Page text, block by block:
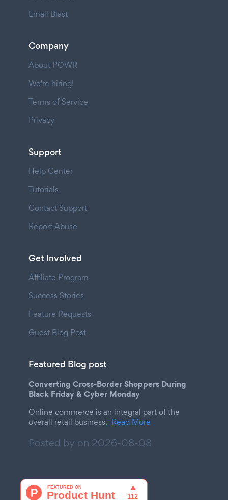
Email Blast
Company
About POWR
We're hiring!
Terms of Service
Privacy
Support
Help Center
Tutorials
Contact Support
Report Abuse
Get Involved
Affiliate Program
Success Stories
Feature Requests
Guest Blog Post
Featured Blog post
Converting Cross-Border Shoppers During
Black Friday & Cyber Monday
Online commerce is an integral part of the
overall retail business. Read More
Posted by on 2026-08-08